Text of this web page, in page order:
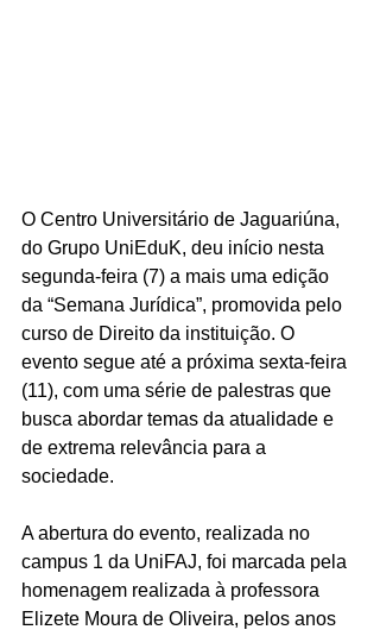
O Centro Universitário de Jaguariúna,
do Grupo UniEduK, deu início nesta
segunda-feira (7) a mais uma edição
da “Semana Jurídica”, promovida pelo
curso de Direito da instituição. O
evento segue até a próxima sexta-feira
(11), com uma série de palestras que
busca abordar temas da atualidade e
de extrema relevância para a
sociedade.
A abertura do evento, realizada no
campus 1 da UniFAJ, foi marcada pela
homenagem realizada à professora
Elizete Moura de Oliveira, pelos anos